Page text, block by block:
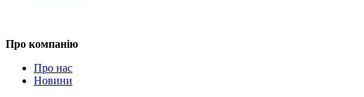
Про компанію
Про нас
Новини